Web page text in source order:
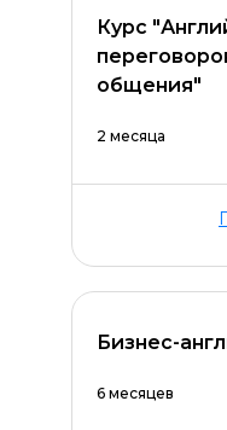
Курс
общения"
2 месяца
Бизнес-
6 месяцев